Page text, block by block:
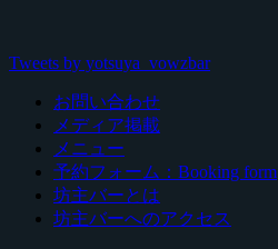
Tweets by yotsuya_vowzbar
お問い合わせ
メディア掲載
メニュー
予約フォーム：Booking form
坊主バーとは
坊主バーへのアクセス